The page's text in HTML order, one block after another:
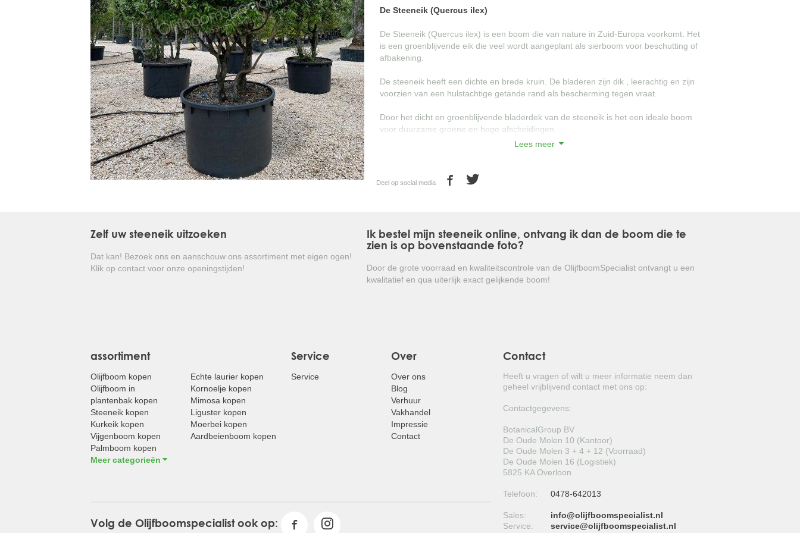
Treesafe
VORSTBESCHERMINGVOORBOMEN.NL
WINTERSCHUTZFUERBAEUME.DE
FROSTPROTECTIONFORTREES.CO.UK
Terracotta
TERRACOTTA.NL
TERRACOTTA.BE
TERRAKOTTA.DE
GROENBLIJVENDE TULPENBOOM
CIPRES
EUCALYPTUS
GROVE DEN
SCHIJNHULST
SNEEUWBAL
ECHTE LAURIER
De Steeneik (Quercus ilex)
De Steeneik (Quercus ilex) is een boom die van nature in Zuid-Europa voorkomt. Het
is een groenblijvende eik die veel wordt aangeplant als sierboom voor beschutting of
afbakening.
De steeneik heeft een dichte en brede kruin. De bladeren zijn dik , leerachtig en zijn
voorzien van een hulstachtige getande rand als bescherming tegen vraat.
Door het dicht en groenblijvende bladerdek van de steeneik is het een ideale boom
voor duurzame groene en hoge afscheidingen.
Kortom: een prachtige groenblijvende boom die de inkijk in de tuin op een
Lees meer
Deel op social media
Zelf uw steeneik uitzoeken
Dat kan! Bezoek ons en aanschouw ons assortiment met eigen ogen!
Klik op contact voor onze openingstijden!
Ik bestel mijn steeneik online, ontvang ik dan de boom die te
zien is op bovenstaande foto?
Door de grote voorraad en kwaliteitscontrole van de OlijfboomSpecialist ontvangt u een
kwalitatief en qua uiterlijk exact gelijkende boom!
assortiment
Olijfboom kopen
Olijfboom in
plantenbak kopen
Steeneik kopen
Kurkeik kopen
Vijgenboom kopen
Palmboom kopen
Meer categorieën
Echte laurier kopen
Kornoelje kopen
Mimosa kopen
Liguster kopen
Moerbei kopen
Aardbeienboom kopen
Service
Service
Over
Over ons
Blog
Verhuur
Vakhandel
Impressie
Contact
Volg de Olijfboomspecialist ook op:
Contact
Heeft u vragen of wilt u meer informatie neem dan
geheel vrijblijvend contact met ons op:
Contactgegevens:
BotanicalGroup BV
De Oude Molen 10 (Kantoor)
De Oude Molen 3 + 4 + 12 (Voorraad)
De Oude Molen 16 (Logistiek)
5825 KA Overloon
Telefoon: 0478-642013
Sales:
info@olijfboomspecialist.nl
Service:
service@olijfboomspecialist.nl